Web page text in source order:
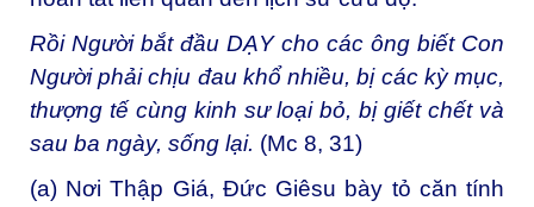
Rồi Người bắt đầu DẠY cho các ông biết Con
Người phải chịu đau khổ nhiều, bị các kỳ mục,
thượng tế cùng kinh sư loại bỏ, bị giết chết và
sau ba ngày, sống lại. (Mc 8, 31)
(a) Nơi Thập Giá, Đức Giêsu bày tỏ căn tính